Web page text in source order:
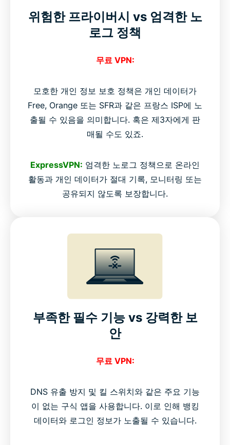
위험한 프라이버시 vs 엄격한 노
로그 정책
무료 VPN:
모호한 개인 정보 보호 정책은 개인 데이터가
Free, Orange 또는 SFR과 같은 프랑스 ISP에 노
출될 수 있음을 의미합니다. 혹은 제3자에게 판
매될 수도 있죠.
ExpressVPN: 엄격한 노로그 정책으로 온라인
활동과 개인 데이터가 절대 기록, 모니터링 또는
공유되지 않도록 보장합니다.
부족한 필수 기능 vs 강력한 보
안
무료 VPN:
DNS 유출 방지 및 킬 스위치와 같은 주요 기능
이 없는 구식 앱을 사용합니다. 이로 인해 뱅킹
데이터와 로그인 정보가 노출될 수 있습니다.